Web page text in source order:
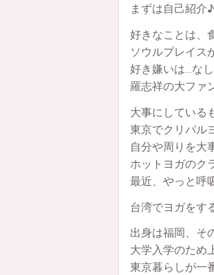
まずは自己紹介♪
好きなことは、
ソウルプレイス
好き嫌いは…な
羅志祥の大ファ
大事にしている
東京でクリパル
自分や周りを大
ホットヨガのク
最近、やっと呼
台湾でヨガをす
出身は福岡、そ
大学入学のため
東京暮らしが一